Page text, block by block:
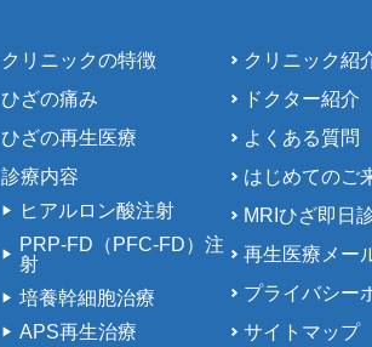
クリニックの特徴
ひざの痛み
ひざの再生医療
診療内容
ヒアルロン酸注射
PRP-FD（PFC-FD）注
射
培養幹細胞治療
APS再生治療
クリニック紹
ドクター紹介
よくある質問
はじめてのご
MRIひざ即日
再生医療メー
プライバシー
サイトマップ